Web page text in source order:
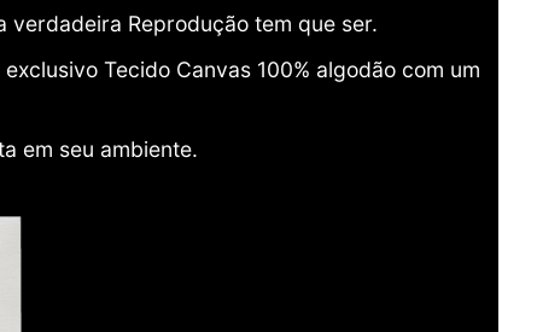
verdadeira Reprodução tem que ser.
Tecido Canvas 100% algodão com um
em seu ambiente.